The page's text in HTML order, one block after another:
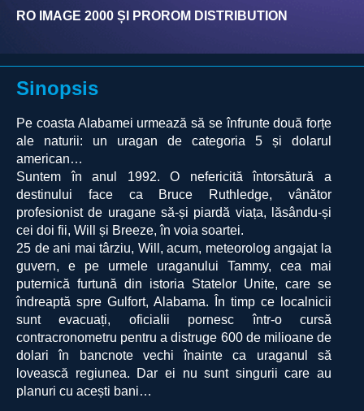
RO IMAGE 2000 ȘI PROROM DISTRIBUTION
Sinopsis
Pe coasta Alabamei urmează să se înfrunte două forțe
ale naturii: un uragan de categoria 5 și dolarul
american…
Suntem în anul 1992. O nefericită întorsătură a
destinului face ca Bruce Ruthledge, vânător
profesionist de uragane să-și piardă viața, lăsându-și
cei doi fii, Will și Breeze, în voia soartei.
25 de ani mai târziu, Will, acum, meteorolog angajat la
guvern, e pe urmele uraganului Tammy, cea mai
puternică furtună din istoria Statelor Unite, care se
îndreaptă spre Gulfort, Alabama. În timp ce localnicii
sunt evacuați, oficialii pornesc într-o cursă
contracronometru pentru a distruge 600 de milioane de
dolari în bancnote vechi înainte ca uraganul să
lovească regiunea. Dar ei nu sunt singurii care au
planuri cu acești bani…